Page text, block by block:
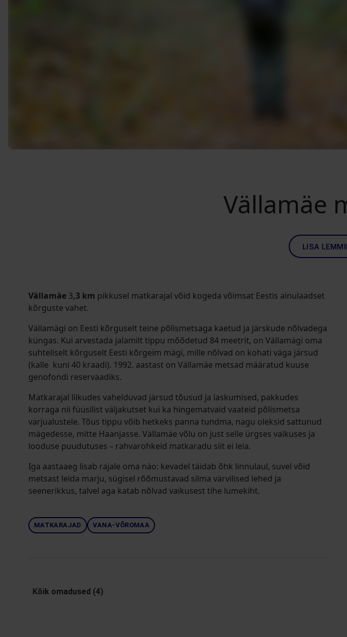
Vällamäe
LISA
Vällamäe 3,3 km pikkusel matkarajal võid kogeda võimsat Eestis ainulaadset
kõrguste vahet.
Vällamägi on Eesti kõrguselt teine põlismetsaga kaetud ja järskude nõlvadega
küngas. Kui arvestada jalamilt tippu mõõdetud 84 meetrit, on Vällamägi oma
suhteliselt kõrguselt Eesti kõrgeim mägi, mille nõlvad on kohati väga järsud
(kalle kuni 40 kraadi). 1992. aastast on Vällamäe metsad määratud kuuse
genofondi reservaadiks.
Matkarajal liikudes vahelduvad järsud tõusud ja laskumised, pakkudes
korraga nii füüsilist väljakutset kui ka hingematvaid vaateid põlismetsa
varjualustele. Tõus tippu võib hetkeks panna tundma, nagu oleksid sattunud
mägedesse, mitte Haanjasse. Vällamäe võlu on just selle ürgses vaikuses ja
looduse puudutuses – rahvarohkeid matkaradu siit ei leia.
Iga aastaaeg lisab rajale oma näo: kevadel täidab õhk linnulaul, suvel võid
metsast leida marju, sügisel rõõmustavad silma värvilised lehed ja
seenerikkus, talvel aga katab nõlvad vaikusest tihe lumekiht.
MATKARAJAD VANA-VÕROMAA
Kõik omadused (4)